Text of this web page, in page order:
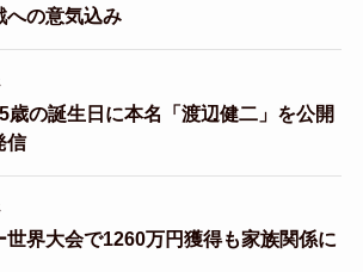
への意気込み
歳の誕生日に本名「渡辺健二」を公開
信
世界大会で1260万円獲得も家族関係に